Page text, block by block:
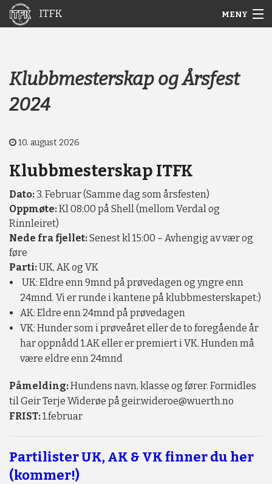
ITFK MENY
Nyheter
Aktuelt
Galleri
Klubbmesterskap og Årsfest
2024
10. august 2026
Klubbmesterskap ITFK
Dato: 3. Februar (Samme dag som årsfesten)
Oppmøte:Kl 08:00 på Shell (mellom Verdal og
Rinnleiret)
Nede fra fjellet:Senest kl 15:00 – Avhengig av vær og
føre
Parti:UK, AK og VK
UK: Eldre enn 9mnd på prøvedagen og yngre enn
24mnd. Vi er runde i kantene på klubbmesterskapet:)
AK: Eldre enn 24mnd på prøvedagen
VK: Hunder som i prøveåret eller de to foregående år
har oppnådd 1.AK eller er premiert i VK. Hunden må
være eldre enn 24mnd
Påmelding:Hundens navn, klasse og fører. Formidles
til Geir Terje Widerøe på geir.wideroe@wuerth.no
FRIST:1.februar
Partilister UK, AK & VK finner du her
(kommer!)